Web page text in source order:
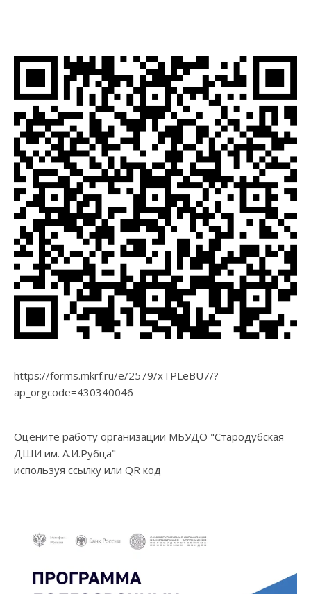
https://forms.mkrf.ru/e/2579/xTPLeBU7/?
ap_orgcode=430340046
Оцените работу организации МБУДО "Стародубская
ДШИ им. А.И.Рубца"
используя ссылку или QR код